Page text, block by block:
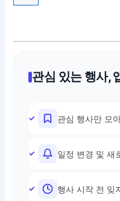
관심 있는 행사,
관심 행사만 모
일정 변경 및 새
행사 시작 전 잊